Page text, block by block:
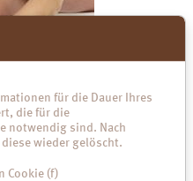
für die Dauer Ihres
die für die
notwendig sind. Nach
wieder gelöscht.
Cookie (f)